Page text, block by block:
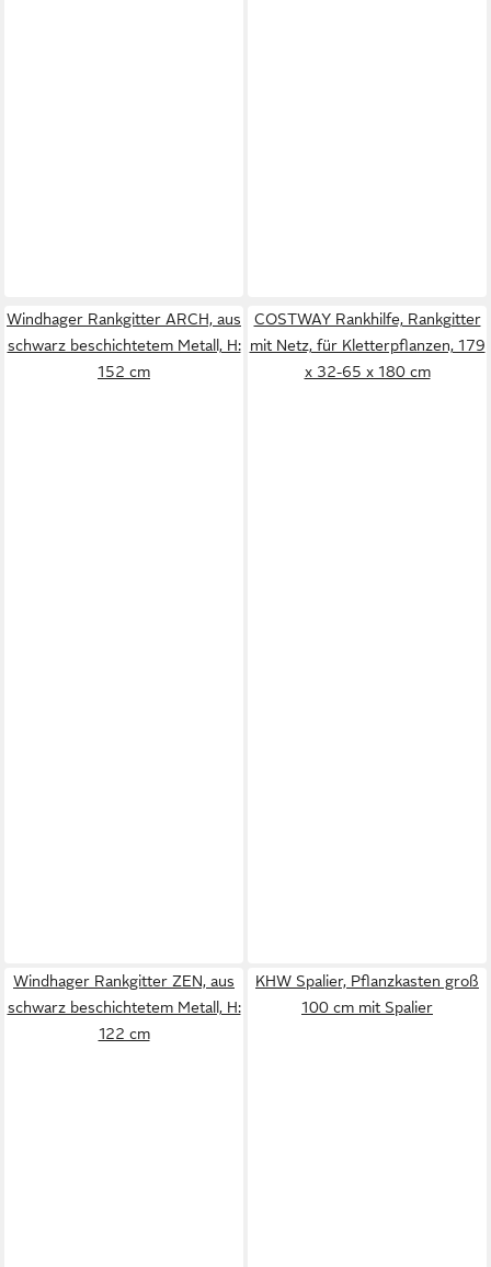
Windhager Rankgitter ARCH, aus
schwarz beschichtetem Metall, H:
152 cm
COSTWAY Rankhilfe, Rankgitter
mit Netz, für Kletterpflanzen, 179
x 32-65 x 180 cm
Windhager Rankgitter ZEN, aus
schwarz beschichtetem Metall, H:
122 cm
KHW Spalier, Pflanzkasten groß
100 cm mit Spalier